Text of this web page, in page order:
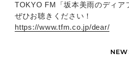
TOKYO FM「坂本美雨のディア
ぜひお聴きください！
https://www.tfm.co.jp/dear/